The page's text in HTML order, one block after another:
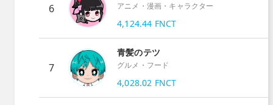
6 アニメ・漫画・キャラクター
4,124.44 FNCT
7
青髪のテツ
グルメ・フード
4,028.02 FNCT